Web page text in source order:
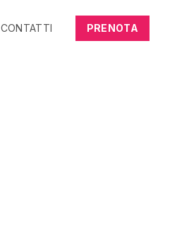
CONTATTI PRENOTA